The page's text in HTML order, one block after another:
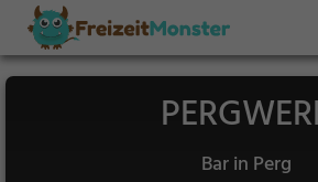
Bar in Perg